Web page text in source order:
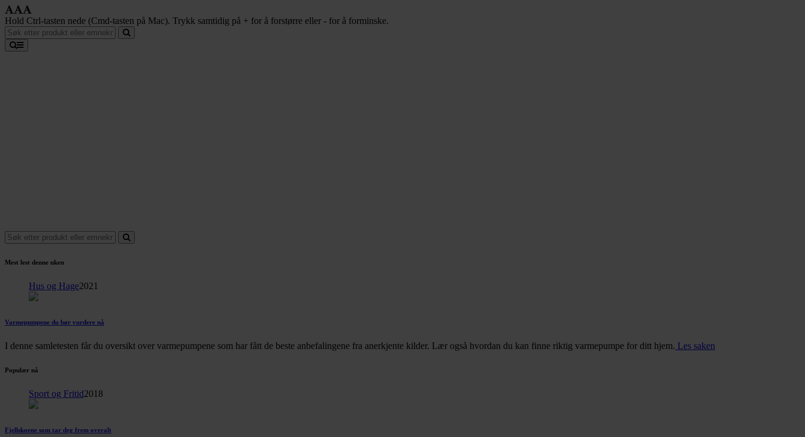
Hold Ctrl-tasten nede (Cmd-tasten på Mac). Trykk samtidig på + for å forstørre eller - for å forminske.
Mest lest denne uken
Hus og Hage2021
Varmepumpene du bør vurdere nå
I denne samletesten får du oversikt over varmepumpene som har fått de beste anbefalingene fra anerkjente kilder. Lær også hvordan du kan finne riktig varmepumpe for ditt hjem. Les saken
Populær nå
Sport og Fritid2018
Fjellskoene som tar deg frem overalt